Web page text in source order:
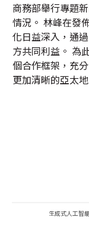
商務部舉行專題
情況。 林峰在發
化日益深入，通
方共同利益。 為
個合作框架，充
更加清晰的亞太
生成式人工智